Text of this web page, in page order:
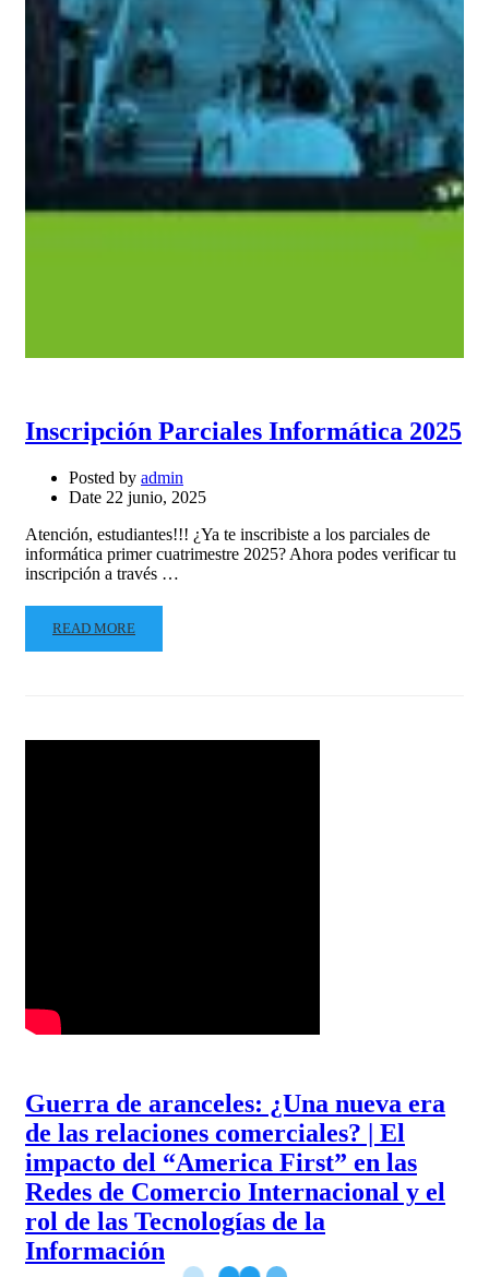
Inscripción Parciales Informática 2025
Posted by admin
Date 22 junio, 2025
Atención, estudiantes!!! ¿Ya te inscribiste a los parciales de
informática primer cuatrimestre 2025? Ahora podes verificar tu
inscripción a través …
READ MORE
Guerra de aranceles: ¿Una nueva era
de las relaciones comerciales? | El
impacto del “America First” en las
Redes de Comercio Internacional y el
rol de las Tecnologías de la
Información